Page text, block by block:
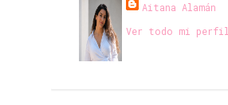
Aitana Alamán
Ver todo mi perfil